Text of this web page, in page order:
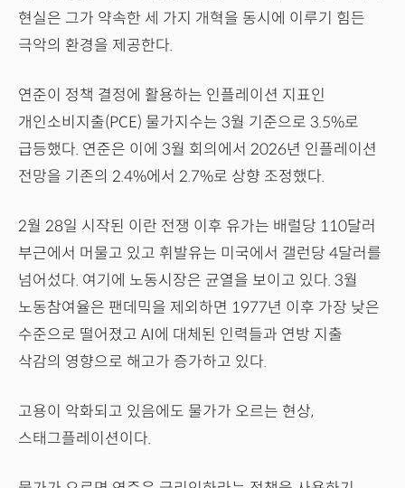
현실은 그가 약속한 세 가지 개혁을 동시에 이루기 힘든
극악의 환경을 제공한다.
연준이 정책 결정에 활용하는 인플레이션 지표인
개인소비지출(PCE) 물가지수는 3월 기준으로 3.5%로
급등했다. 연준은 이에 3월 회의에서 2026년 인플레이션
전망을 기존의 2.4%에서 2.7%로 상향 조정했다.
2월 28일 시작된 이란 전쟁 이후 유가는 배럴당 110달러
부근에서 머물고 있고 휘발유는 미국에서 갤런당 4달러를
넘어섰다. 여기에 노동시장은 균열을 보이고 있다. 3월
노동참여율은 팬데믹을 제외하면 1977년 이후 가장 낮은
수준으로 떨어졌고 AI에 대체된 인력들과 연방 지출
삭감의 영향으로 해고가 증가하고 있다.
고용이 악화되고 있음에도 물가가 오르는 현상,
스태그플레이션이다.